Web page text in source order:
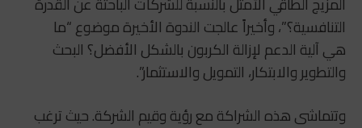
التنافسية؟”، وأخيراً عالجت الندوة الأخيرة موضوع “ما
هي آلية الدعم لإزالة الكربون بالشكل الأفضل؟ البحث
والتطوير والابتكار، التمويل والاستثمار”.
وتتماشى هذه الشراكة مع رؤية وقيم الشركة. حيث ترغب